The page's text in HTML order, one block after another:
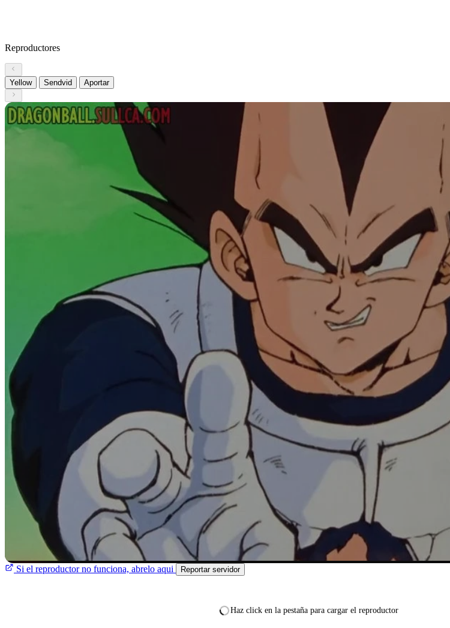
Reproductores
Yellow Sendvid Aportar
Si el reproductor no funciona, abrelo aqui Reportar servidor
Haz click en la pestaña para cargar el reproductor